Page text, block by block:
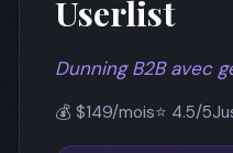
Userlist
Dunning B2B avec
💰 $149/mois⭐ 4.5/5